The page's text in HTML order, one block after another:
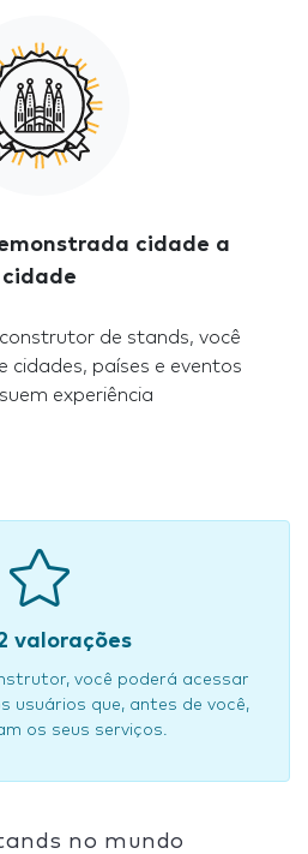
cidade a
cidade
de stands, você
cidades, países e eventos
experiência
valorações
você poderá acessar
usuários que, antes de você,
os seus serviços.
no mundo